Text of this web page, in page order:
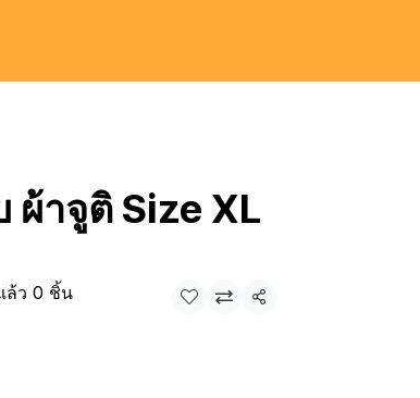
ผ้าจูติ Size XL
ล้ว 0 ชิ้น
แชร์